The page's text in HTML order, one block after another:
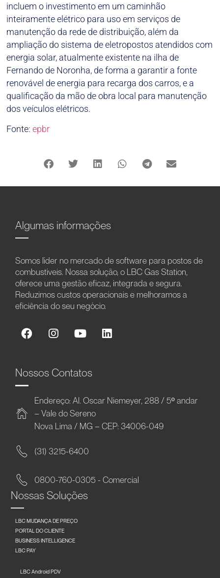
incluem o investimento em um caminhão
inteiramente elétrico para uso em serviços de
manutenção da rede de distribuição, além da
ampliação do sistema de eletropostos atendidos com
energia solar, atualmente existente na ilha de
Fernando de Noronha, de forma a garantir a fonte
renovável de energia para recarga dos carros, e a
qualificação da mão de obra local para manutenção
dos veículos elétricos.
Fonte:epbr
Algumas informações
Somos líder no mercado de software para postos de
combustíveis. Nossa solução, o LBC Gas Station,
oferece uma gestão eficaz, integrada e segura.
Reduzimos custos operacionais e melhoramos a
eficiência do seu negócio.
Nossos Contatos
Endereço: Al. Oscar Niemeyer, 288 / 5º andar
– Vale do Sereno
Nova Lima / MG – CEP: 34006-049
(31) 3215-6400
0800-760-0305 - Comercial
Nossas Soluções
LBC MUDANÇA DE PREÇO
PORTAL DO CLIENTE
BUSINESS INTELLIGENCE
LBC PAY
LBC Android PDV